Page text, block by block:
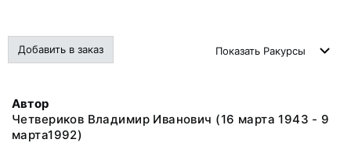
Добавить в заказ Показать Ракурсы
Автор
Четвериков Владимир Иванович (16 марта 1943 - 9
марта1992)